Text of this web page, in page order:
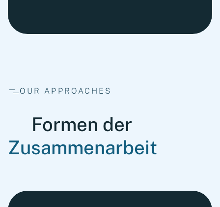
OUR APPROACHES
Formen der
Zusammenarbeit